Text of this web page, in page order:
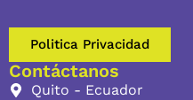
Contáctanos
Politica Privacidad
Quito - Ecuador